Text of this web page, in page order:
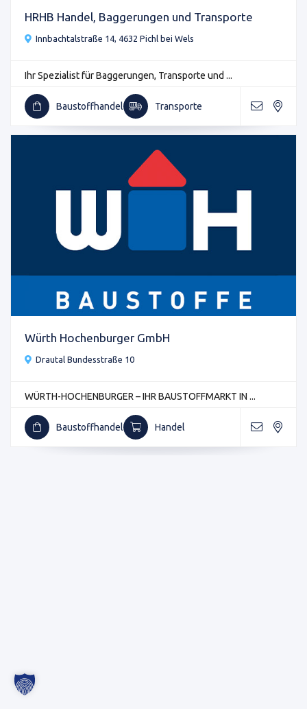
HRHB Handel, Baggerungen und Transporte
Innbachtalstraße 14, 4632 Pichl bei Wels
Ihr Spezialist für Baggerungen, Transporte und ...
Baustoffhandel Transporte
Würth Hochenburger GmbH
Drautal Bundesstraße 10
WÜRTH-HOCHENBURGER – IHR BAUSTOFFMARKT IN ...
Baustoffhandel Handel